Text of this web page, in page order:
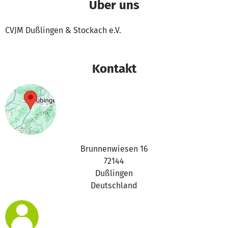
Über uns
CVJM Dußlingen & Stockach e.V.
Kontakt
Brunnenwiesen 16
72144
Dußlingen
Deutschland